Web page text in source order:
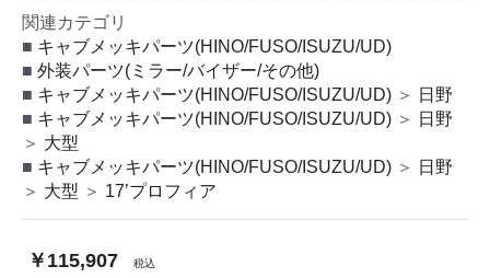
関連カテゴリ
キャブメッキパーツ(HINO/FUSO/ISUZU/UD)
外装パーツ(ミラー/バイザー/その他)
キャブメッキパーツ(HINO/FUSO/ISUZU/UD) ＞
日野
キャブメッキパーツ(HINO/FUSO/ISUZU/UD) ＞
日野
＞ 大型
キャブメッキパーツ(HINO/FUSO/ISUZU/UD) ＞
日野
＞ 大型 ＞ 17’プロフィア
￥115,907 税込